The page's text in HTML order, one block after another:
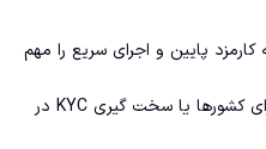
پایین و اجرای سریع را مهم
تغییر سیاست ها برای کشورها یا سخت گیری KYC در